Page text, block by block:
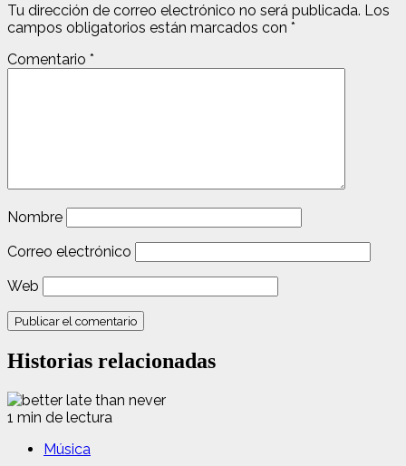
Tu dirección de correo electrónico no será publicada. Los
campos obligatorios están marcados con *
Comentario *
Nombre
Correo electrónico
Web
Historias relacionadas
1 min de lectura
Música